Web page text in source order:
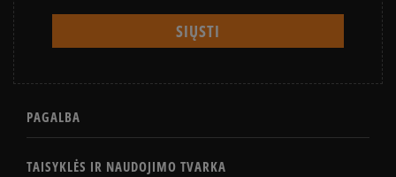
PAGALBA
TAISYKLĖS IR NAUDOJIMO TVARKA